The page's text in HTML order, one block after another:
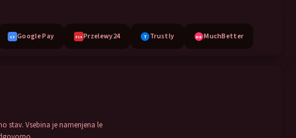
GP Google Pay P24 Przelewy24 T Trustly MB MuchBetter
stav. Vsebina je namenjena le